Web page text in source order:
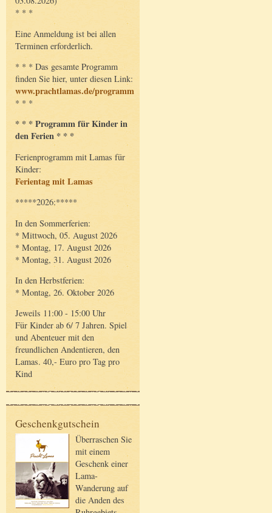
* * *
Eine Anmeldung ist bei allen
Terminen erforderlich.
* * * Das gesamte Programm
finden Sie hier, unter diesen Link:
www.prachtlamas.de/programm
* * *
* * * Programm für Kinder in
den Ferien * * *
Ferienprogramm mit Lamas für
Kinder:
Ferientag mit Lamas
*****2026:*****
In den Sommerferien:
* Mittwoch, 05. August 2026
* Montag, 17. August 2026
* Montag, 31. August 2026
In den Herbstferien:
* Montag, 26. Oktober 2026
Jeweils 11:00 - 15:00 Uhr
Für Kinder ab 6/ 7 Jahren. Spiel
und Abenteuer mit den
freundlichen Andentieren, den
Lamas. 40,- Euro pro Tag pro
Kind
Geschenkgutschein
Überraschen Sie
mit einem
Geschenk einer
Lama-
Wanderung auf
die Anden des